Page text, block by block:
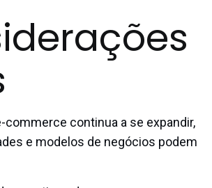
commerce continua a se expandir,
e modelos de negócios podem